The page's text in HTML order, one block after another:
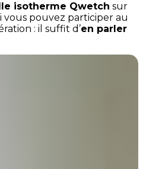
isotherme Qwetch sur
vous pouvez participer au
: il suffit d’en parler